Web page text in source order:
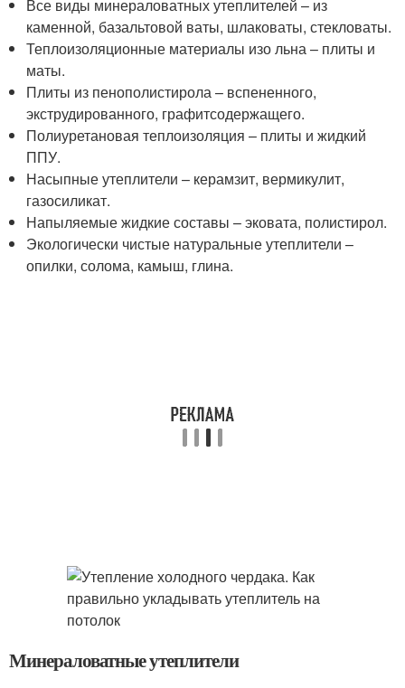
Все виды минераловатных утеплителей – из
каменной, базальтовой ваты, шлаковаты, стекловаты.
Теплоизоляционные материалы изо льна – плиты и
маты.
Плиты из пенополистирола – вспененного,
экструдированного, графитсодержащего.
Полиуретановая теплоизоляция – плиты и жидкий
ППУ.
Насыпные утеплители – керамзит, вермикулит,
газосиликат.
Напыляемые жидкие составы – эковата, полистирол.
Экологически чистые натуральные утеплители –
опилки, солома, камыш, глина.
Минераловатные утеплители